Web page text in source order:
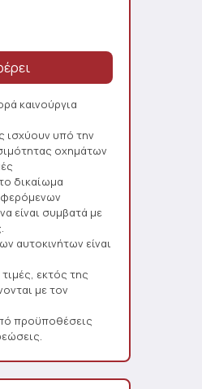
καινούργια
ισχύουν υπό την
οχημάτων
δικαίωμα
είναι συμβατά με
αυτοκινήτων είναι
εκτός της
με τον
προϋποθέσεις